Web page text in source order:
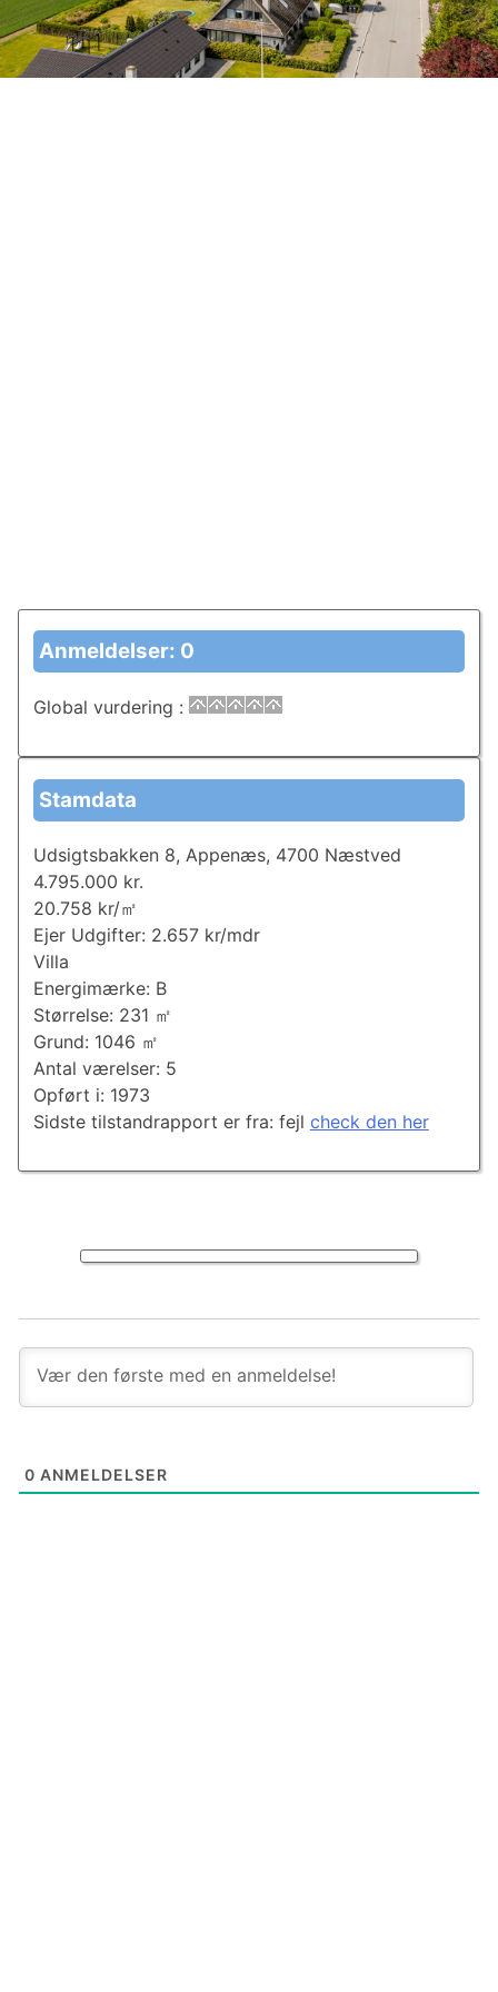
0 ANMELDELSER
Anmeldelser: 0
Global vurdering :
Stamdata
Udsigtsbakken 8, Appenæs, 4700 Næstved
4.795.000 kr.
20.758 kr/㎡
Ejer Udgifter: 2.657 kr/mdr
Villa
Energimærke: B
Størrelse: 231 ㎡
Grund: 1046 ㎡
Antal værelser: 5
Opført i: 1973
Sidste tilstandrapport er fra: fejl check den her